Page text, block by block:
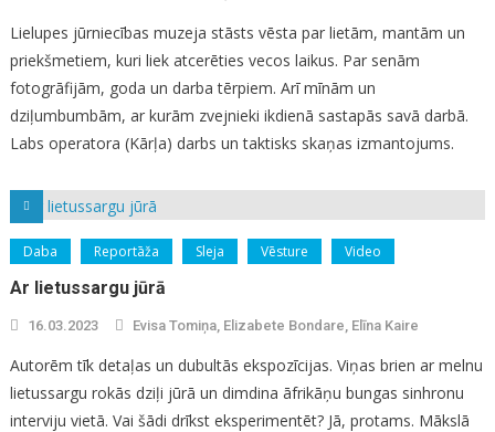
Lielupes jūrniecības muzeja stāsts vēsta par lietām, mantām un
priekšmetiem, kuri liek atcerēties vecos laikus. Par senām
fotogrāfijām, goda un darba tērpiem. Arī mīnām un
dziļumbumbām, ar kurām zvejnieki ikdienā sastapās savā darbā.
Labs operatora (Kārļa) darbs un taktisks skaņas izmantojums.
Daba Reportāža Sleja Vēsture Video
Ar lietussargu jūrā
16.03.2023 Evisa Tomiņa, Elizabete Bondare, Elīna Kaire
Autorēm tīk detaļas un dubultās ekspozīcijas. Viņas brien ar melnu
lietussargu rokās dziļi jūrā un dimdina āfrikāņu bungas sinhronu
interviju vietā. Vai šādi drīkst eksperimentēt? Jā, protams. Mākslā